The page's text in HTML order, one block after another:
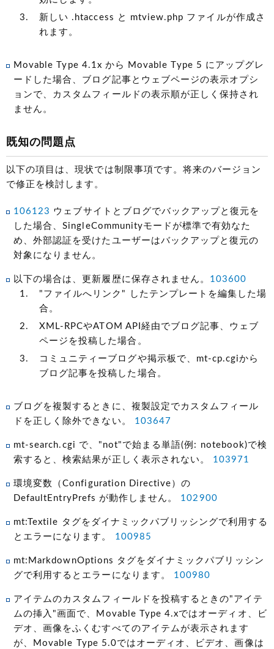
新しい .htaccess と mtview.php ファイルが作成さ
れます。
Movable Type 4.1x から Movable Type 5 にアップグレ
ードした場合、ブログ記事とウェブページの表示オプシ
ョンで、カスタムフィールドの表示順が正しく保持され
ません。
既知の問題点
以下の項目は、現状では制限事項です。将来のバージョン
で修正を検討します。
106123 ウェブサイトとブログでバックアップと復元を
した場合、SingleCommunityモードが標準で有効なた
め、外部認証を受けたユーザーはバックアップと復元の
対象になりません。
以下の場合は、更新履歴に保存されません。 103600
"ファイルへリンク" したテンプレートを編集した場
合。
XML-RPCやATOM API経由でブログ記事、ウェブ
ページを投稿した場合。
コミュニティーブログや掲示板で、mt-cp.cgiから
ブログ記事を投稿した場合。
ブログを複製するときに、複製設定でカスタムフィール
ドを正しく除外できない。 103647
mt-search.cgi で、"not"で始まる単語(例: notebook)で検
索すると、検索結果が正しく表示されない。 103971
環境変数（Configuration Directive）の
DefaultEntryPrefs が動作しません。 102900
mt:Textile タグをダイナミックパブリッシングで利用する
とエラーになります。 100985
mt:MarkdownOptions タグをダイナミックパブリッシン
グで利用するとエラーになります。 100980
アイテムのカスタムフィールドを投稿するときの"アイテ
ムの挿入"画面で、Movable Type 4.xではオーディオ、ビ
デオ、画像をふくむすべてのアイテムが表示されます
が、Movable Type 5.0ではオーディオ、ビデオ、画像は